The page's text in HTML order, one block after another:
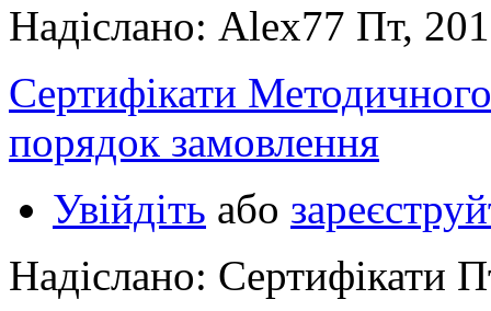
Надіслано: Alex77 Пт,
Сертифікати
порядок замовлення
Увійдіть або
Надіслано: Сертифікати